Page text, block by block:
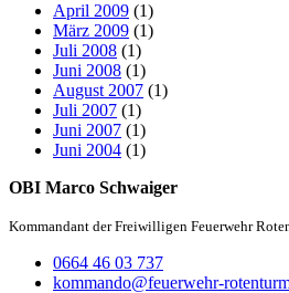
April 2009 (1)
März 2009 (1)
Juli 2008 (1)
Juni 2008 (1)
August 2007 (1)
Juli 2007 (1)
Juni 2007 (1)
Juni 2004 (1)
OBI Marco Schwaiger
Kommandant der Freiwilligen Feuerwehr
0664 46 03 737
kommando@feuerwehr-